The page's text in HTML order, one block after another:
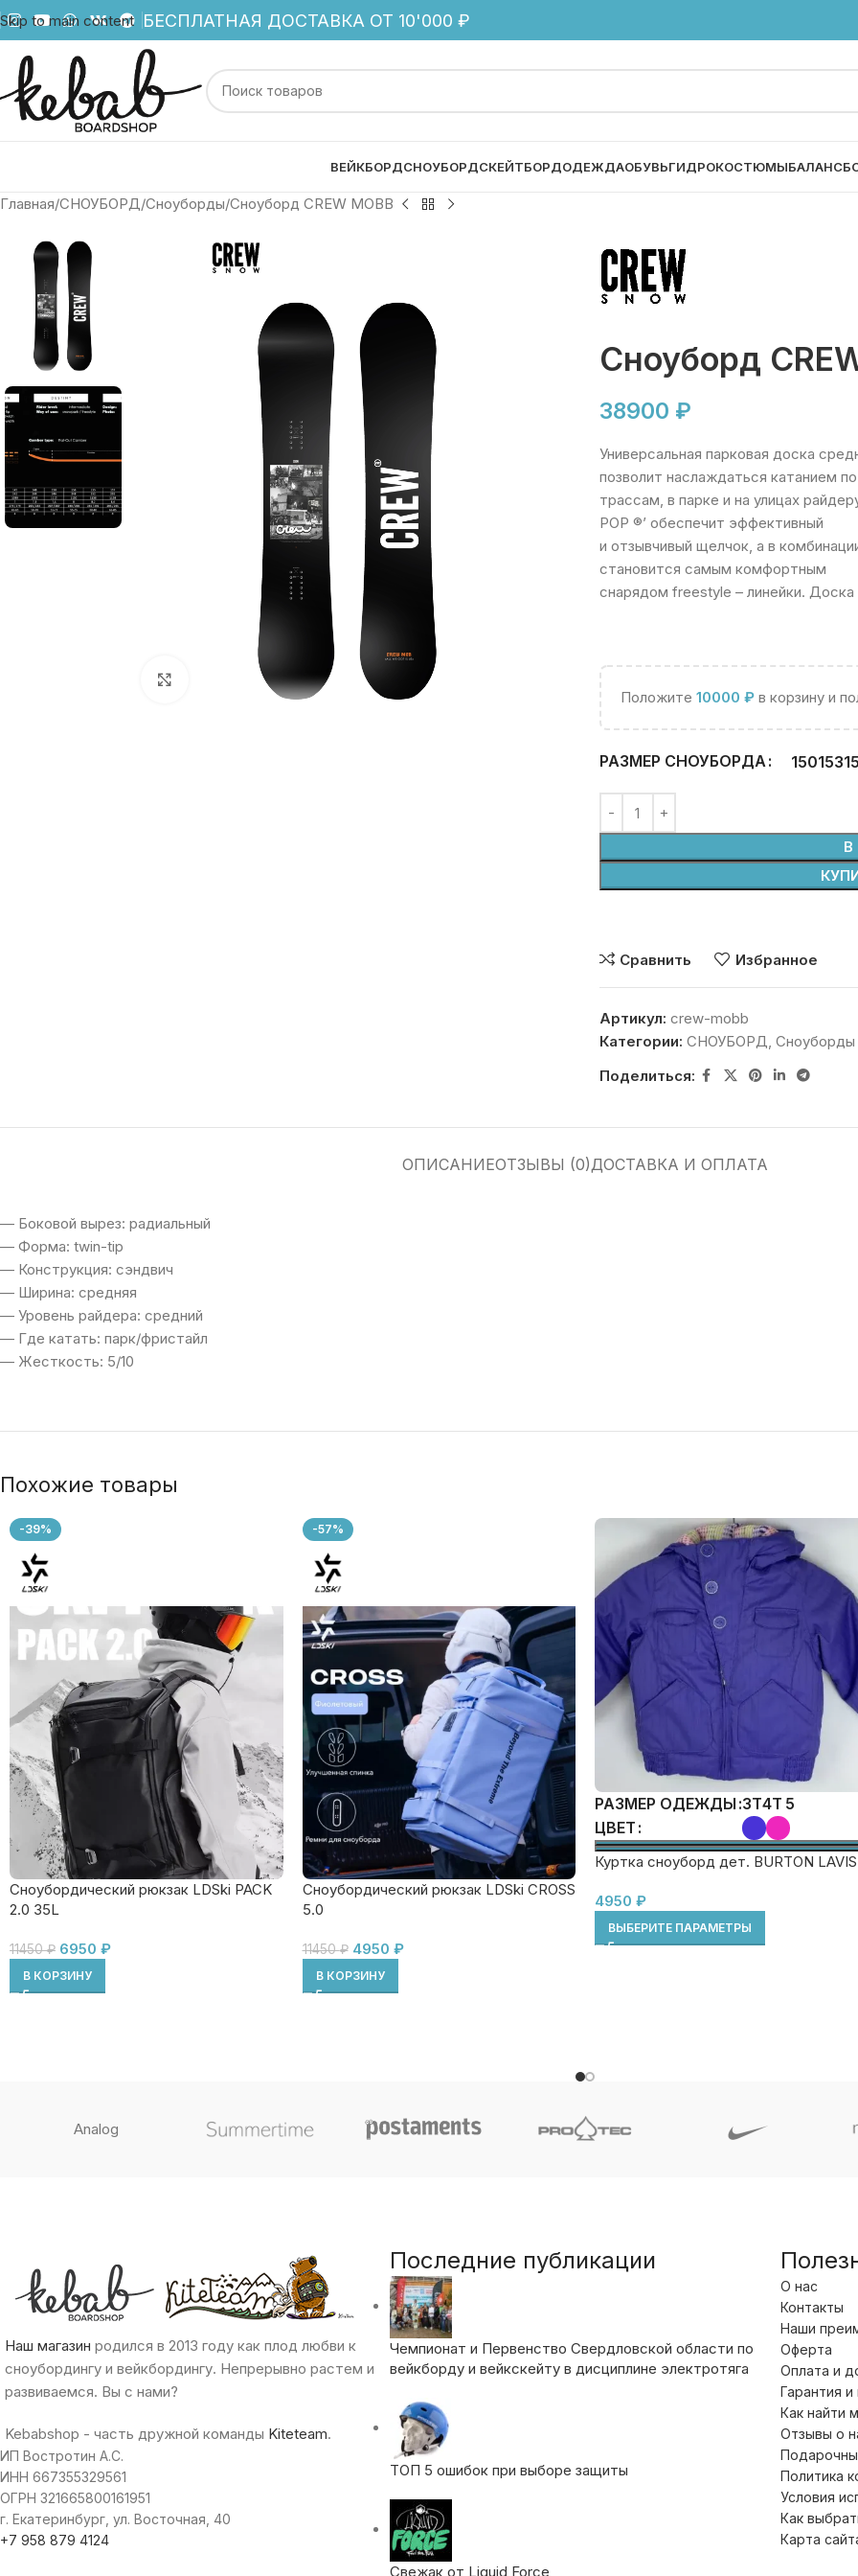
Skip to main content БЕСПЛАТНАЯ ДОСТАВКА ОТ 10'000 ₽
ВЕЙКБОРДСНОУБОРДСКЕЙТБОРДОДЕЖДАОБУВЬГИДРОКОСТЮМЫ
Главная СНОУБОРД Сноуборды Сноуборд CREW MOBB
Увеличить
Сноуборд
38900 ₽
Универсальная парковая доска
позволит наслаждаться катанием по
трассам, в парке и на улицах
POP ®’ обеспечит эффективный
и отзывчивый щелчок, а в
становится самым комфортным
снарядом freestyle – линейки.
Положите 10000 ₽в корзину и
РАЗМЕР СНОУБОРДА 150153
В
Сравнить Избранное
Артикул: crew-mobb
Категории: СНОУБОРД, Сноуборды
Поделиться:
ОПИСАНИЕОТЗЫВЫ (0)ДОСТАВКА И ОПЛАТА
— Боковой вырез: радиальный
— Форма: twin-tip
— Конструкция: сэндвич
— Ширина: средняя
— Уровень райдера: средний
— Где катать: парк/фристайл
— Жесткость: 5/10
Похожие товары
-39%
Сноубордический рюкзак LDSki PACK
2.0 35L
11450₽ 6950 ₽
В КОРЗИНУ
-57%
Сноубордический рюкзак LDSki CROSS
5.0
11450₽ 4950 ₽
В КОРЗИНУ
РАЗМЕР ОДЕЖДЫ 3T4T 5
ЦВЕТ
Куртка сноуборд дет. BURTON
4950 ₽
ВЫБЕРИТЕ ПАРАМЕТРЫ
Наш магазин родился в 2013 году как плод любви к
сноубордингу и вейкбордингу. Непрерывно растем и
развиваемся. Вы с нами?
Kebabshop - часть дружной команды Kiteteam.
ИП Востротин А.С.
ИНН 667355329561
ОГРН 321665800161951
г. Екатеринбург, ул. Восточная, 40
+7 958 879 4124
Последние публикации
Чемпионат и Первенство Свердловской области по
вейкборду и вейкскейту в дисциплине электротяга
ТОП 5 ошибок при выборе защиты
Свежак от Liquid Force
О нас
Контакты
Наши
Оферта
Оплата и
Гарантия и
Как найти
Отзывы о
Политика
Условия
Как
Карта